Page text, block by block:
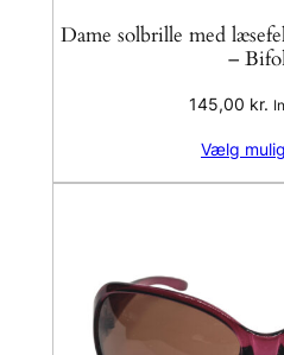
Dame solbrille med
–
145,00 kr.
Vælg